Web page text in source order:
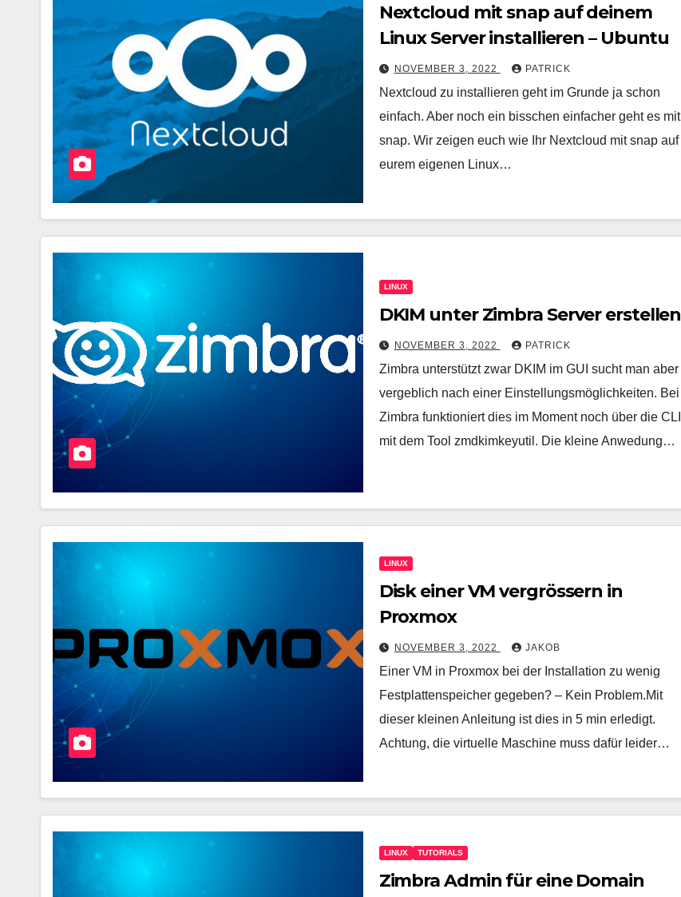
Nextcloud mit snap auf deinem
Linux Server installieren – Ubuntu
NOVEMBER 3, 2022 PATRICK
Nextcloud zu installieren geht im Grunde ja schon
einfach. Aber noch ein bisschen einfacher geht es mit
snap. Wir zeigen euch wie Ihr Nextcloud mit snap auf
eurem eigenen Linux…
LINUX
DKIM unter Zimbra Server erstellen
NOVEMBER 3, 2022 PATRICK
Zimbra unterstützt zwar DKIM im GUI sucht man aber
vergeblich nach einer Einstellungsmöglichkeiten. Bei
Zimbra funktioniert dies im Moment noch über die CLI
mit dem Tool zmdkimkeyutil. Die kleine Anwedung…
LINUX
Disk einer VM vergrössern in
Proxmox
NOVEMBER 3, 2022 JAKOB
Einer VM in Proxmox bei der Installation zu wenig
Festplattenspeicher gegeben? – Kein Problem.Mit
dieser kleinen Anleitung ist dies in 5 min erledigt.
Achtung, die virtuelle Maschine muss dafür leider…
LINUX TUTORIALS
Zimbra Admin für eine Domain